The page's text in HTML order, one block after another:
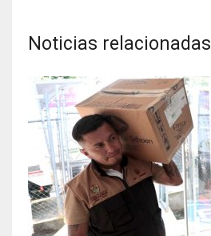
Noticias relacionadas